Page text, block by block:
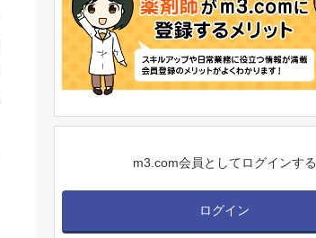
m3.com会員としてログインする
ログイン